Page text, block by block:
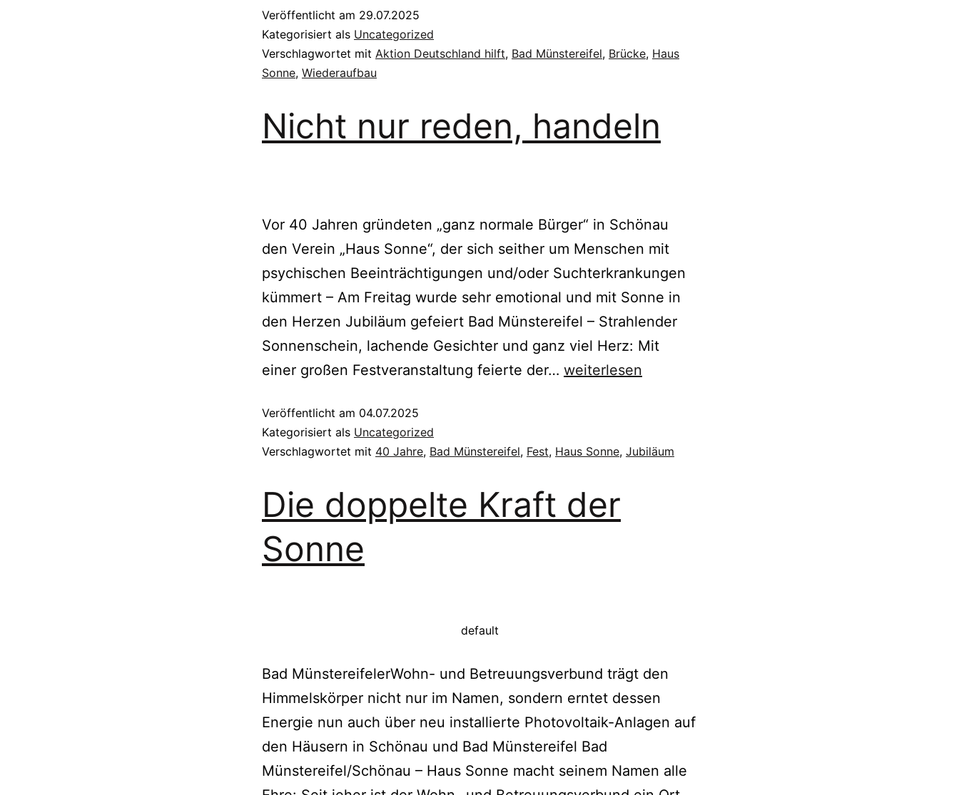
Veröffentlicht am 29.07.2025
Kategorisiert als Uncategorized
Verschlagwortet mit Aktion Deutschland hilft, Bad Münstereifel, Brücke, Haus
Sonne, Wiederaufbau
Nicht nur reden, handeln
Vor 40 Jahren gründeten „ganz normale Bürger“ in Schönau
den Verein „Haus Sonne“, der sich seither um Menschen mit
psychischen Beeinträchtigungen und/oder Suchterkrankungen
kümmert – Am Freitag wurde sehr emotional und mit Sonne in
den Herzen Jubiläum gefeiert Bad Münstereifel – Strahlender
Sonnenschein, lachende Gesichter und ganz viel Herz: Mit
einer großen Festveranstaltung feierte der… weiterlesen
Veröffentlicht am 04.07.2025
Kategorisiert als Uncategorized
Verschlagwortet mit 40 Jahre, Bad Münstereifel, Fest, Haus Sonne, Jubiläum
Die doppelte Kraft der
Sonne
default
Bad MünstereifelerWohn- und Betreuungsverbund trägt den
Himmelskörper nicht nur im Namen, sondern erntet dessen
Energie nun auch über neu installierte Photovoltaik-Anlagen auf
den Häusern in Schönau und Bad Münstereifel Bad
Münstereifel/Schönau – Haus Sonne macht seinem Namen alle